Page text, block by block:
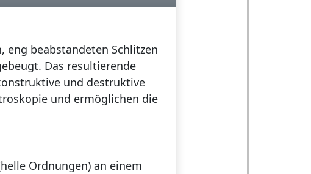
beabstandeten Schlitzen
Das resultierende
und destruktive
und ermöglichen die
Ordnungen) an einem